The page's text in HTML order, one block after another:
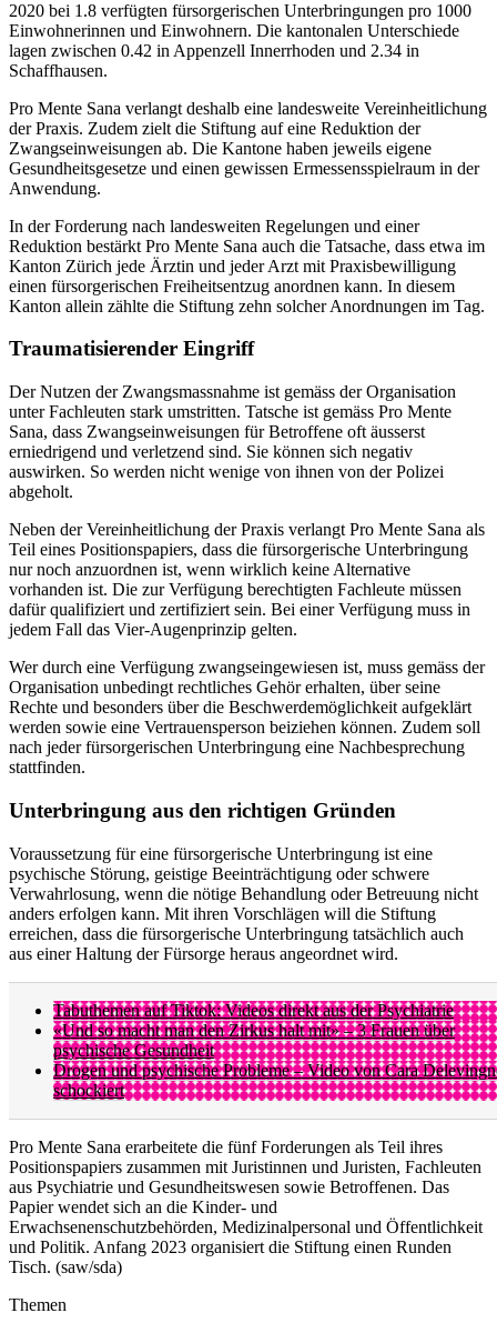
2020 bei 1.8 verfügten fürsorgerischen Unterbringungen pro 1000
Einwohnerinnen und Einwohnern. Die kantonalen Unterschiede
lagen zwischen 0.42 in Appenzell Innerrhoden und 2.34 in
Schaffhausen.
Pro Mente Sana verlangt deshalb eine landesweite Vereinheitlichung
der Praxis. Zudem zielt die Stiftung auf eine Reduktion der
Zwangseinweisungen ab. Die Kantone haben jeweils eigene
Gesundheitsgesetze und einen gewissen Ermessensspielraum in der
Anwendung.
In der Forderung nach landesweiten Regelungen und einer
Reduktion bestärkt Pro Mente Sana auch die Tatsache, dass etwa im
Kanton Zürich jede Ärztin und jeder Arzt mit Praxisbewilligung
einen fürsorgerischen Freiheitsentzug anordnen kann. In diesem
Kanton allein zählte die Stiftung zehn solcher Anordnungen im Tag.
Traumatisierender Eingriff
Der Nutzen der Zwangsmassnahme ist gemäss der Organisation
unter Fachleuten stark umstritten. Tatsche ist gemäss Pro Mente
Sana, dass Zwangseinweisungen für Betroffene oft äusserst
erniedrigend und verletzend sind. Sie können sich negativ
auswirken. So werden nicht wenige von ihnen von der Polizei
abgeholt.
Neben der Vereinheitlichung der Praxis verlangt Pro Mente Sana als
Teil eines Positionspapiers, dass die fürsorgerische Unterbringung
nur noch anzuordnen ist, wenn wirklich keine Alternative
vorhanden ist. Die zur Verfügung berechtigten Fachleute müssen
dafür qualifiziert und zertifiziert sein. Bei einer Verfügung muss in
jedem Fall das Vier-Augenprinzip gelten.
Wer durch eine Verfügung zwangseingewiesen ist, muss gemäss der
Organisation unbedingt rechtliches Gehör erhalten, über seine
Rechte und besonders über die Beschwerdemöglichkeit aufgeklärt
werden sowie eine Vertrauensperson beiziehen können. Zudem soll
nach jeder fürsorgerischen Unterbringung eine Nachbesprechung
stattfinden.
Unterbringung aus den richtigen Gründen
Voraussetzung für eine fürsorgerische Unterbringung ist eine
psychische Störung, geistige Beeinträchtigung oder schwere
Verwahrlosung, wenn die nötige Behandlung oder Betreuung nicht
anders erfolgen kann. Mit ihren Vorschlägen will die Stiftung
erreichen, dass die fürsorgerische Unterbringung tatsächlich auch
aus einer Haltung der Fürsorge heraus angeordnet wird.
Tabuthemen auf Tiktok: Videos direkt aus der Psychiatrie
«Und so macht man den Zirkus halt mit» – 3 Frauen über
psychische Gesundheit
Drogen und psychische Probleme – Video von Cara
schockiert
Pro Mente Sana erarbeitete die fünf Forderungen als Teil ihres
Positionspapiers zusammen mit Juristinnen und Juristen, Fachleuten
aus Psychiatrie und Gesundheitswesen sowie Betroffenen. Das
Papier wendet sich an die Kinder- und
Erwachsenenschutzbehörden, Medizinalpersonal und Öffentlichkeit
und Politik. Anfang 2023 organisiert die Stiftung einen Runden
Tisch. (saw/sda)
Themen